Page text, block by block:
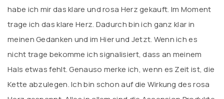
habe ich mir das klare und rosa Herz gekauft. Im Moment
trage ich das klare Herz. Dadurch bin ich ganz klar in
meinen Gedanken und im Hier und Jetzt. Wenn ich es
nicht trage bekomme ich signalisiert, dass an meinem
Hals etwas fehlt. Genauso merke ich, wenn es Zeit ist, die
Kette abzulegen. Ich bin schon auf die Wirkung des rosa